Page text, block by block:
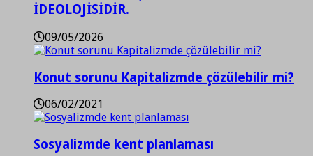
İDEOLOJİSİDİR.
09/05/2026
Konut sorunu Kapitalizmde çözülebilir mi?
06/02/2021
Sosyalizmde kent planlaması